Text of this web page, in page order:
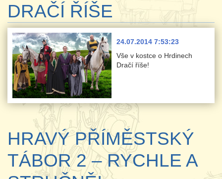
DRAČÍ ŘÍŠE
24.07.2014 7:53:23
Vše v kostce o Hrdinech
Dračí říše!
HRAVÝ PŘÍMĚSTSKÝ
TÁBOR 2 – RYCHLE A